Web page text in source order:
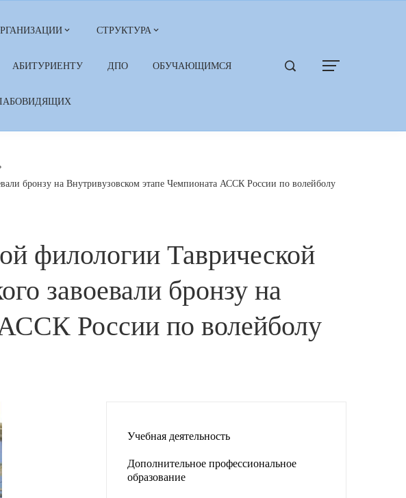
СТРУКТУРА
АБИТУРИЕНТУ ДПО ОБУЧАЮЩИМСЯ
бронзу на Внутривузовском этапе Чемпионата АССК России по волейболу
филологии Таврической
завоевали бронзу на
России по волейболу
Учебная деятельность
Дополнительное профессиональное
образование